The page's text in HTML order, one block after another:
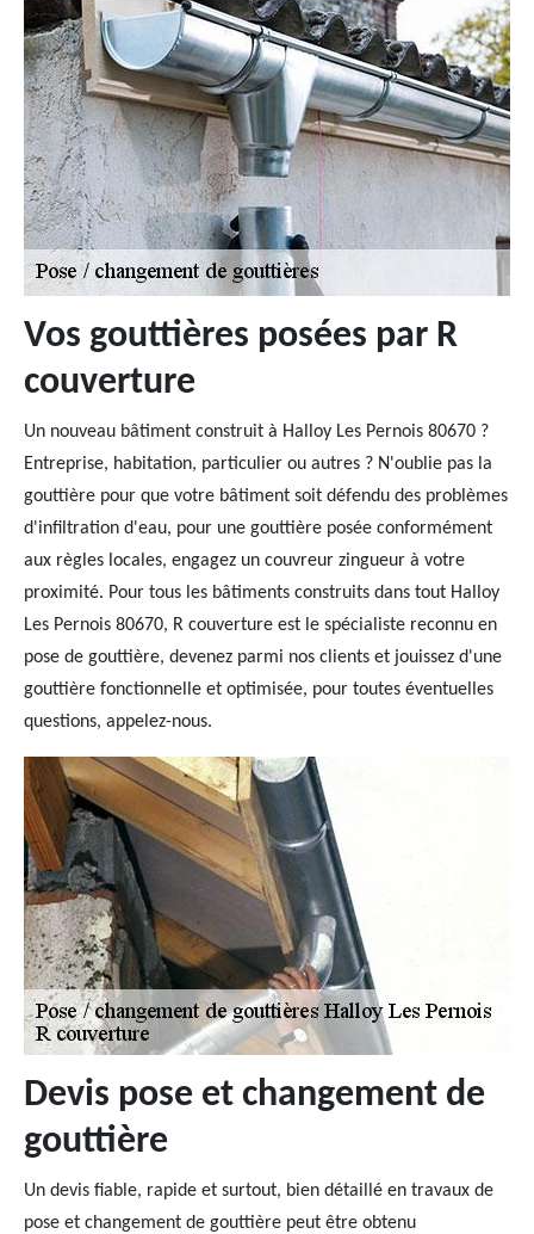
Vos gouttières posées par R
couverture
Un nouveau bâtiment construit à Halloy Les Pernois 80670 ?
Entreprise, habitation, particulier ou autres ? N'oublie pas la
gouttière pour que votre bâtiment soit défendu des problèmes
d'infiltration d'eau, pour une gouttière posée conformément
aux règles locales, engagez un couvreur zingueur à votre
proximité. Pour tous les bâtiments construits dans tout Halloy
Les Pernois 80670, R couverture est le spécialiste reconnu en
pose de gouttière, devenez parmi nos clients et jouissez d'une
gouttière fonctionnelle et optimisée, pour toutes éventuelles
questions, appelez-nous.
Devis pose et changement de
gouttière
Un devis fiable, rapide et surtout, bien détaillé en travaux de
pose et changement de gouttière peut être obtenu